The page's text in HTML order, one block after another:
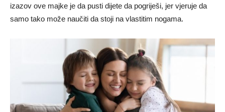
izazov ove majke je da pusti dijete da pogriješi, jer vjeruje da
samo tako može naučiti da stoji na vlastitim nogama.